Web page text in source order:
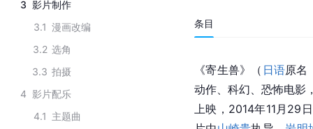
3 影片制作
3.1 漫画改编
3.2 选角
3.3 拍摄
4 影片配乐
4.1 主题曲
条目
《寄生兽》（ 日语原名
动作、科幻、恐怖电影
上映，2014年11月29